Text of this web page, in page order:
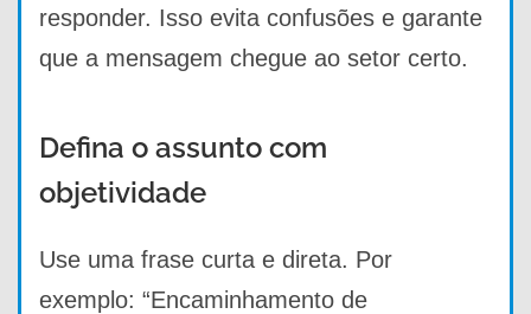
responder. Isso evita confusões e garante
que a mensagem chegue ao setor certo.
Defina o assunto com
objetividade
Use uma frase curta e direta. Por
exemplo: “Encaminhamento de